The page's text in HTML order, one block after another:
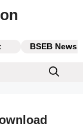
BSEB News